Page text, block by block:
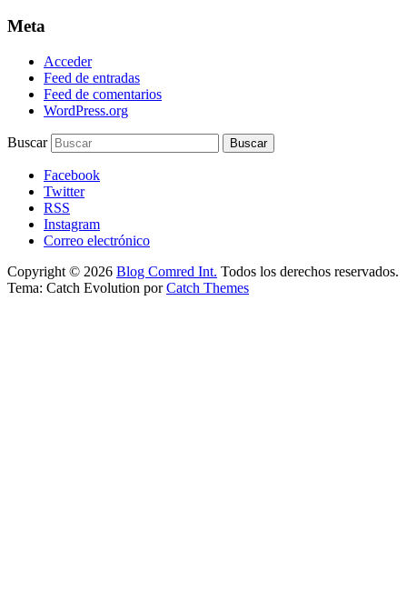
Meta
Acceder
Feed de entradas
Feed de comentarios
WordPress.org
Buscar
Facebook
Twitter
RSS
Instagram
Correo electrónico
Copyright © 2026 Blog Comred Int. Todos los derechos reservados.
Tema: Catch Evolution porCatch Themes